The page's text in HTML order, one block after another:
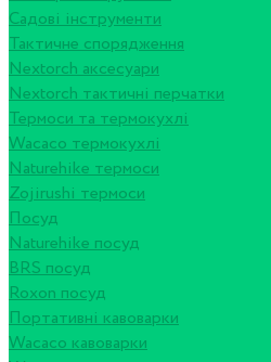
Садові інструменти
Тактичне спорядження
Nextorch аксесуари
Nextorch тактичні перчатки
Термоси та термокухлі
Wacaco термокухлі
Naturehike термоси
Zojirushi термоси
Посуд
Naturehike посуд
BRS посуд
Roxon посуд
Портативні кавоварки
Wacaco кавоварки